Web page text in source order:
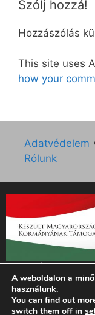
Szólj hozzá!
Hozzászólás
This site uses
how your
Adatvédelem
Rólunk
„Az Új Ember
támogatását az
szerződés
Emberi
A weboldalon a
használunk.
You can find out
switch them off in